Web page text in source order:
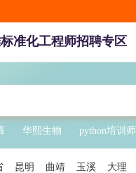
准化工程师招聘专区
华熙生物 python培训师
昆明 曲靖 玉溪 大理